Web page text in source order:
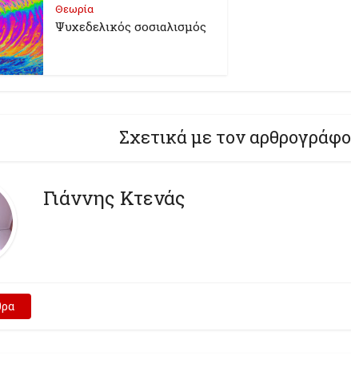
Θεωρία
Ψυχεδελικός σοσιαλισμός
Σχετικά με τον αρθρογράφο
Γιάννης Κτενάς